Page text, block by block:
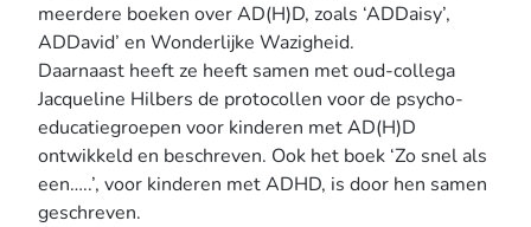
meerdere boeken over AD(H)D, zoals ‘ADDaisy’,
ADDavid’ en Wonderlijke Wazigheid.
Daarnaast heeft ze heeft samen met oud-collega
Jacqueline Hilbers de protocollen voor de psycho-
educatiegroepen voor kinderen met AD(H)D
ontwikkeld en beschreven. Ook het boek ‘Zo snel als
een…..’, voor kinderen met ADHD, is door hen samen
geschreven.